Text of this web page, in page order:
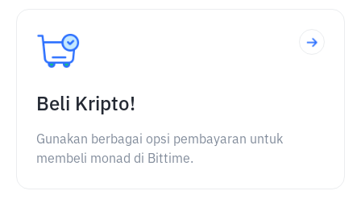
Beli Kripto!
Gunakan berbagai opsi pembayaran untuk
membeli monad di Bittime.